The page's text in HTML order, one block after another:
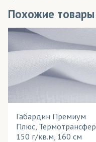
Похожие товары
Габардин Премиум
Плюс, Термотрансфер,
150 г/кв.м, 160 см